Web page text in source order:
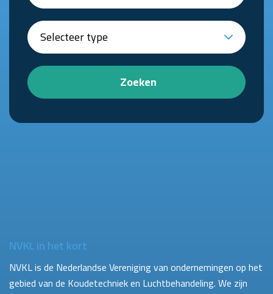
Zoeken
NVKL in het kort
NVKL is de Nederlandse Vereniging van ondernemingen op het
gebied van de Koudetechniek en Luchtbehandeling. We zijn